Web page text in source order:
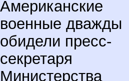
Американские
военные дважды
обидели пресс-
секретаря
Министерства